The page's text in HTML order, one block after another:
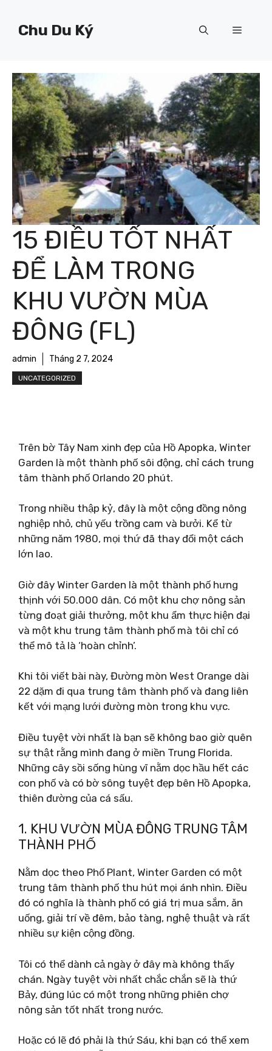
Chu Du Ký Menu
15 ĐIỀU TỐT NHẤT
ĐỂ LÀM TRONG
KHU VƯỜN MÙA
ĐÔNG (FL)
admin Tháng 2 7, 2024
UNCATEGORIZED
Trên bờ Tây Nam xinh đẹp của Hồ Apopka, Winter
Garden là một thành phố sôi động, chỉ cách trung
tâm thành phố Orlando 20 phút.
Trong nhiều thập kỷ, đây là một cộng đồng nông
nghiệp nhỏ, chủ yếu trồng cam và bưởi. Kể từ
những năm 1980, mọi thứ đã thay đổi một cách
lớn lao.
Giờ đây Winter Garden là một thành phố hưng
thịnh với 50.000 dân. Có một khu chợ nông sản
từng đoạt giải thưởng, một khu ẩm thực hiện đại
và một khu trung tâm thành phố mà tôi chỉ có
thể mô tả là ‘hoàn chỉnh’.
Khi tôi viết bài này, Đường mòn West Orange dài
22 dặm đi qua trung tâm thành phố và đang liên
kết với mạng lưới đường mòn trong khu vực.
Điều tuyệt vời nhất là bạn sẽ không bao giờ quên
sự thật rằng mình đang ở miền Trung Florida.
Những cây sồi sống hùng vĩ nằm dọc hầu hết các
con phố và có bờ sông tuyệt đẹp bên Hồ Apopka,
thiên đường của cá sấu.
1. KHU VƯỜN MÙA ĐÔNG TRUNG TÂM
THÀNH PHỐ
Nằm dọc theo Phố Plant, Winter Garden có một
trung tâm thành phố thu hút mọi ánh nhìn. Điều
đó có nghĩa là thành phố có giá trị mua sắm, ăn
uống, giải trí về đêm, bảo tàng, nghệ thuật và rất
nhiều sự kiện cộng đồng.
Tôi có thể dành cả ngày ở đây mà không thấy
chán. Ngày tuyệt vời nhất chắc chắn sẽ là thứ
Bảy, đúng lúc có một trong những phiên chợ
nông sản tốt nhất trong nước.
Hoặc có lẽ đó phải là thứ Sáu, khi bạn có thể xem